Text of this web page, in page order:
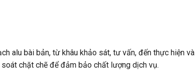
alu bài bản, từ khâu khảo sát, tư vấn, đến thực hiện và
chặt chẽ để đảm bảo chất lượng dịch vụ.